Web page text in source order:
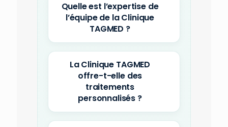
Quelle est l’expertise de
l’équipe de la Clinique
TAGMED ?
La Clinique TAGMED
offre-t-elle des
traitements
personnalisés ?